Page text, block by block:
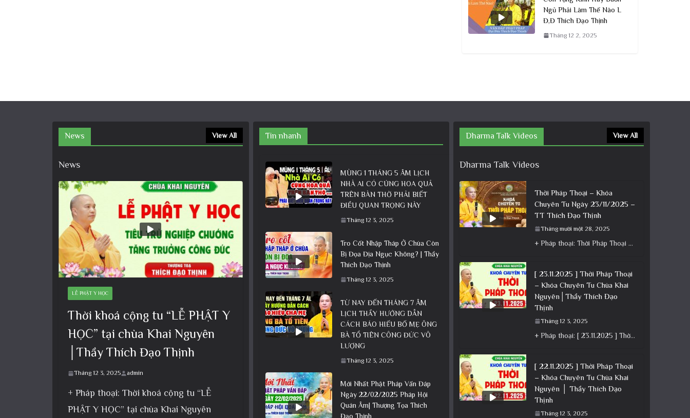
Ngủ Phải Làm Thế Nào L
Đ,Đ Thích Đạo Thịnh
Tháng 12 2, 2025
News View All
News
LỄ PHẬT Y HỌC
Thời khoá cộng tu “LỄ PHẬT Y
HỌC” tại chùa Khai Nguyên
│Thầy Thích Đạo Thịnh
Tháng 12 3, 2025 admin
+ Pháp thoại: Thời khoá cộng tu “LỄ
PHẬT Y HỌC” tại chùa Khai Nguyên
Tin nhanh
MÙNG 1 THÁNG 5 ÂM LỊCH
NHÀ AI CÓ CÚNG HOA QUẢ
TRÊN BÀN THỜ PHẢI BIẾT
ĐIỀU QUAN TRỌNG NÀY
Tháng 12 3, 2025
Tro Cốt Nhập Tháp Ở Chùa Còn
Bị Đọa Địa Ngục Không? | Thầy
Thích Đạo Thịnh
Tháng 12 3, 2025
TỪ NAY ĐẾN THÁNG 7 ÂM
LỊCH THẦY HƯỚNG DẪN
CÁCH BÁO HIẾU BỐ MẸ ÔNG
BÀ TỔ TIÊN CÔNG ĐỨC VÔ
LƯỢNG
Tháng 12 3, 2025
Mới Nhất Phật Pháp Vấn Đáp
Ngày 22/02/2025 Pháp Hội
Quán Âm| Thượng Tọa Thích
Đạo Thịnh
Dharma Talk Videos View All
Dharma Talk Videos
Thời Pháp Thoại – Khóa
Chuyên Tu Ngày 23/11/2025 –
TT Thích Đạo Thịnh
Tháng mười một 28, 2025
+ Pháp thoại: Thời Pháp Thoại – Khóa Chuyên Tu Ngày 23/11/2025 – TT Thích Đạo Thịnh + Album: Pháp
[ 23.11.2025 ] Thời Pháp Thoại
– Khóa Chuyên Tu Chùa Khai
Nguyên│Thầy Thích Đạo
Thịnh
Tháng 12 3, 2025
+ Pháp thoại: [ 23.11.2025 ] Thời Pháp Thoại – Khóa Chuyên Tu Chùa Khai Nguyên│Thầy Thích Đạo Thịnh +
[ 22.11.2025 ] Thời Pháp Thoại
– Khóa Chuyên Tu Chùa Khai
Nguyên │ Thầy Thích Đạo
Thịnh
Tháng 12 3, 2025